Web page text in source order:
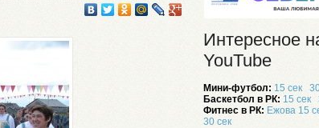
Интересное
YouTube
Мини-футбол: 15 сек
Баскетбол в РК: 15 сек
Фитнес в РК: Ежова 15
30 сек